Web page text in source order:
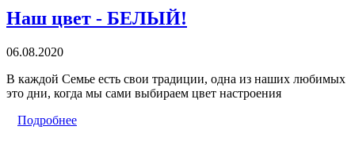
Наш цвет - БЕЛЫЙ!
06.08.2020
В каждой Семье есть свои традиции, одна из наших любимых
это дни, когда мы сами выбираем цвет настроения
Подробнее